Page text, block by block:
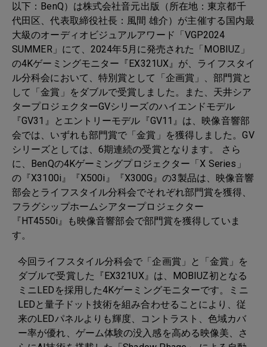
以下：BenQ）は株式会社音元出版（所在地：東京都千
代田区、代表取締役社長：風間 雄介）が主催する国内最
大級のオーディオビジュアルアワード「VGP2024
SUMMER」にて、2024年5月に発売された「MOBIUZ」
の4Kゲーミングモニター『EX321UX』が、ライフスタイ
ル分科会において、特別賞として「企画賞」、部門賞と
して「金賞」をダブルで受賞しました。また、天井シア
タープロジェクターGVシリーズのハイエンドモデル
『GV31』とエントリーモデル『GV11』は、映像音響部
会では、いずれも部門賞で「金賞」を獲得しました。GV
シリーズとしては、6期連続の受賞となります。 さら
に、BenQの4Kゲーミングプロジェクター「X Series」
の『X3100i』『X500i』『X300G』の3製品は、映像音響
部会とライフスタイル分科会でそれぞれ部門賞を獲得、
フラグシップホームシアタープロジェクター
『HT4550i』も映像音響部会で部門賞を獲得していま
す。
今回ライフスタイル分科会で「企画賞」と「金賞」を
ダブルで受賞した『EX321UX』は、MOBIUZ初となる
ミニLEDを採用した4Kゲーミングモニターです。ミニ
LEDと量子ドット技術を組み合わせることにより、従
来のLEDパネルよりも輝度、コントラスト、色域カバ
ー率が優れ、ゲーム体験の没入感を高める映像美、さ